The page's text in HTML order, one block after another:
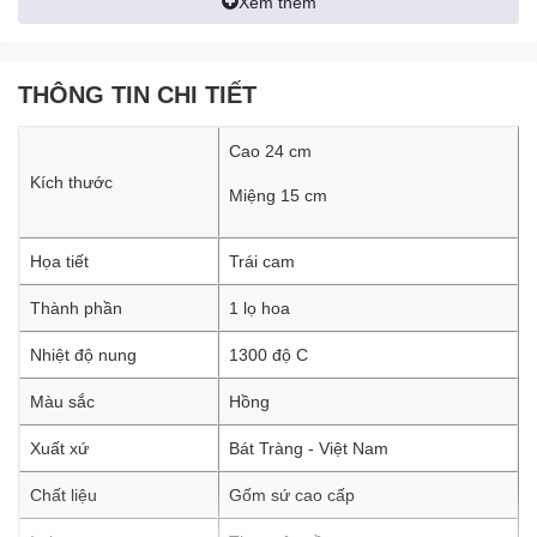
THÔNG TIN CHI TIẾT
Kích thước
Cao 24 cm
Miệng 15 cm
Họa tiết Trái cam
Thành phần 1 lọ hoa
Nhiệt độ nung 1300 độ C
Màu sắc Hồng
Xuất xứ Bát Tràng - Việt Nam
Chất liệu Gốm sứ cao cấp